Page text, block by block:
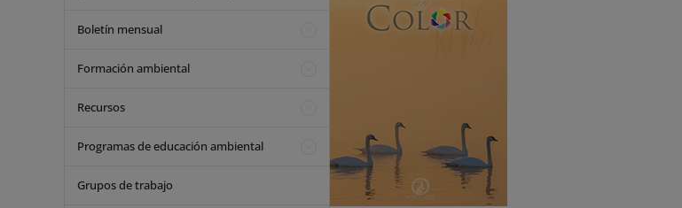
Boletín mensual
Formación ambiental
Recursos
Programas de educación ambiental
Grupos de trabajo